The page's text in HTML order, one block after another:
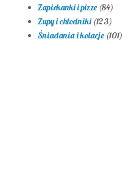
Zapiekanki i pizze (84)
Zupy i chłodniki (123)
Śniadania i kolacje (101)